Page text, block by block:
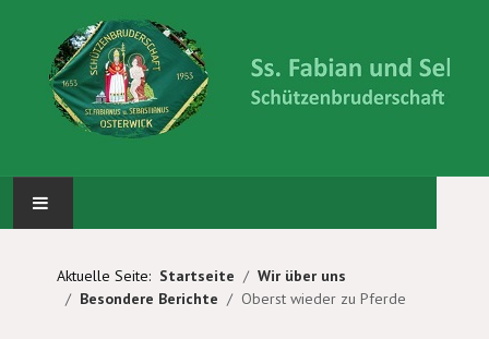
ABTEILUNGEN
Aktuelle Seite: Startseite
Wir über uns
Besondere Berichte
Oberst wieder zu Pferde